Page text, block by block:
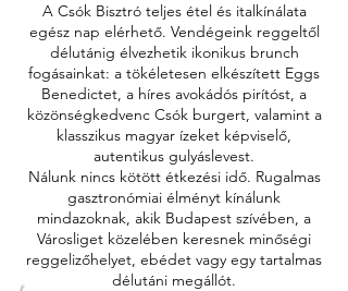
A Csók Bisztró teljes étel és italkínálata
egész nap elérhető. Vendégeink reggeltől
délutánig élvezhetik ikonikus brunch
fogásainkat: a tökéletesen elkészített Eggs
Benedictet, a híres avokádós pirítóst, a
közönségkedvenc Csók burgert, valamint a
klasszikus magyar ízeket képviselő,
autentikus gulyáslevest.
Nálunk nincs kötött étkezési idő. Rugalmas
gasztronómiai élményt kínálunk
mindazoknak, akik Budapest szívében, a
Városliget közelében keresnek minőségi
reggelizőhelyet, ebédet vagy egy tartalmas
délutáni megállót.